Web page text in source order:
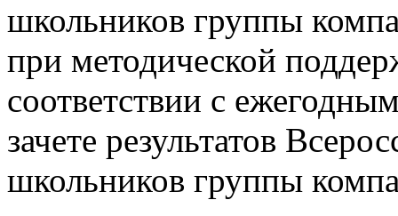
школьников группы
при методической
соответствии с
зачете результатов
школьников группы